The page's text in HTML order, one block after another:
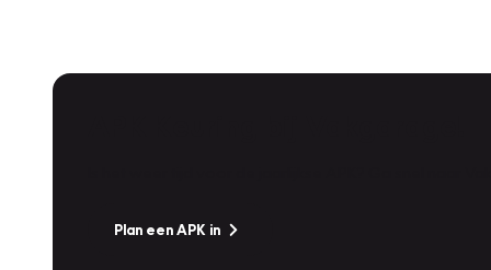
Plan een APK in